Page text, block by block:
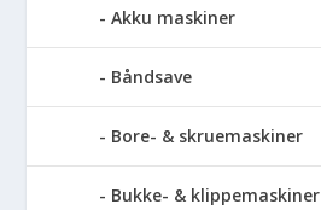
Akku maskiner
Båndsave
Bore- & skruemaskiner
Bukke- & klippemaskiner